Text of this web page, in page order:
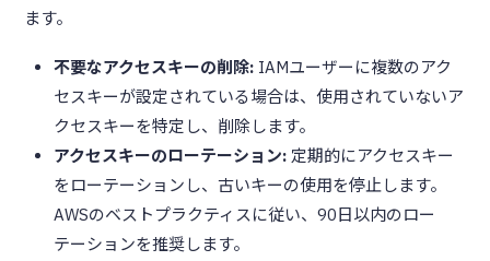
ます。
不要なアクセスキーの削除:IAMユーザーに複数のアク
セスキーが設定されている場合は、使用されていないア
クセスキーを特定し、削除します。
アクセスキーのローテーション:定期的にアクセスキー
をローテーションし、古いキーの使用を停止します。
AWSのベストプラクティスに従い、90日以内のロー
テーションを推奨します。